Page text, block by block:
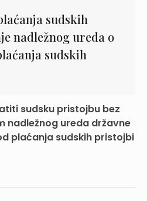
sudskih
nadležnog ureda o
sudskih
sudsku pristojbu bez
nadležnog ureda državne
plaćanja sudskih pristojbi